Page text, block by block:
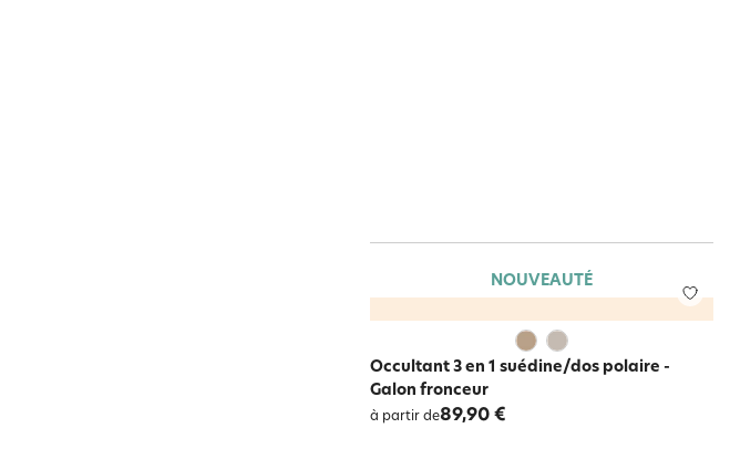
NOUVEAUTÉ
Occultant 3 en 1 suédine/dos polaire -
Galon fronceur
à partir de89,90 €